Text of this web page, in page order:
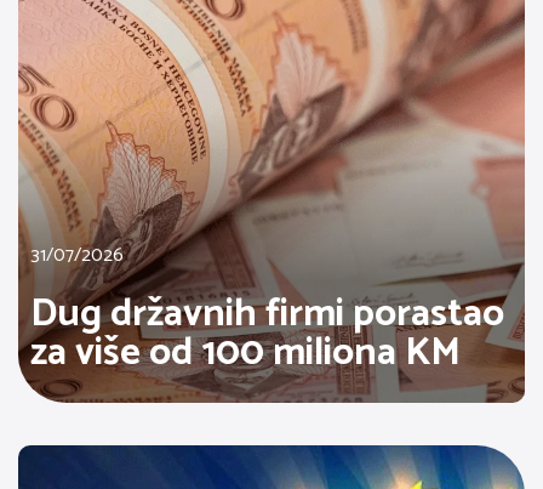
31/07/2026
Dug državnih firmi porastao
za više od 100 miliona KM